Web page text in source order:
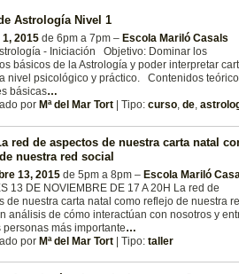
Astrología Nivel 1
2015 de 6pm a 7pm – Escola Mariló Casals
- Iniciación Objetivo: Dominar los
básicos de la Astrología y poder interpretar
nivel psicológico y práctico. Contenidos
básicas…
por Mª del Mar Tort | Tipo: curso, de,
red de aspectos de nuestra carta natal
nuestra red social
13, 2015 de 5pm a 8pm – Escola Mariló
13 DE NOVIEMBRE DE 17 A 20H La red de
de nuestra carta natal como reflejo de nuestra
análisis de cómo interactúan con nosotros y
personas más importante…
por Mª del Mar Tort | Tipo: taller